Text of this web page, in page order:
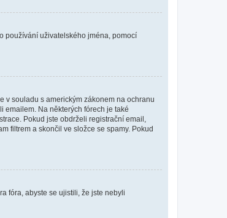
používání uživatelského jména, pomocí
v souladu s americkým zákonem na ochranu
emailem. Na některých fórech je také
Pokud jste obdrželi registrační email,
filtrem a skončil ve složce se spamy. Pokud
fóra, abyste se ujistili, že jste nebyli